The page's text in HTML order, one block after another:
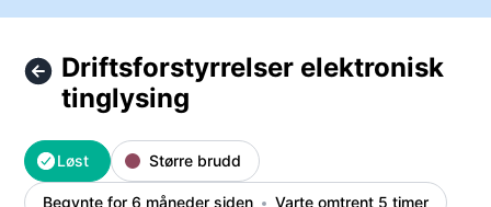
Driftsforstyrrelser elektronisk
tinglysing
Løst Større brudd
Begynte for 6 måneder siden Varte omtrent 5 timer